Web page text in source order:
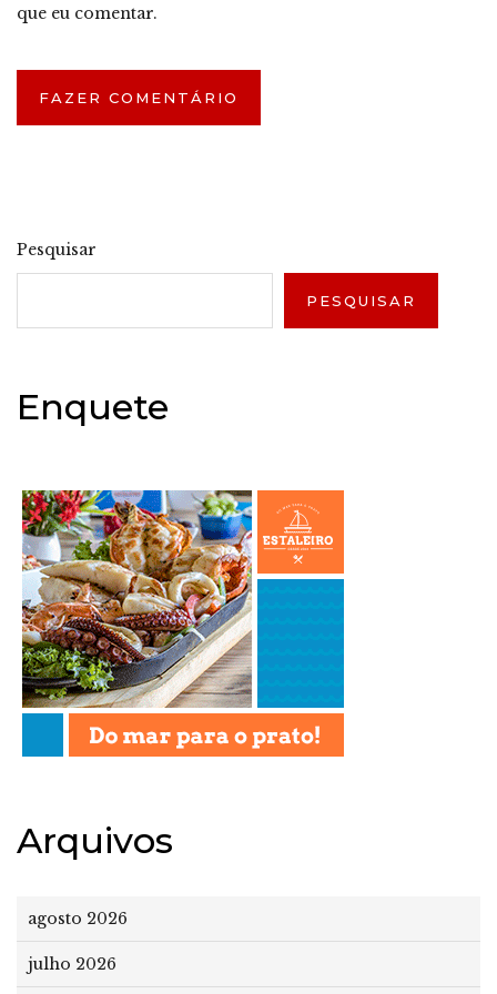
que eu comentar.
Pesquisar
PESQUISAR
Enquete
Arquivos
agosto 2026
julho 2026